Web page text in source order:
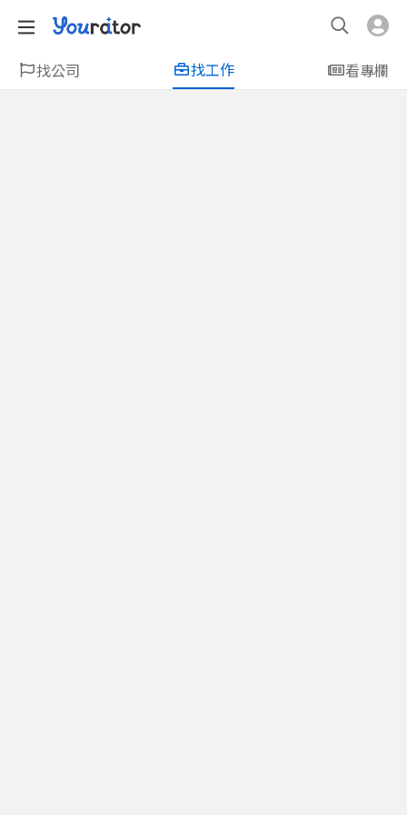
找公司 找工作 看專欄